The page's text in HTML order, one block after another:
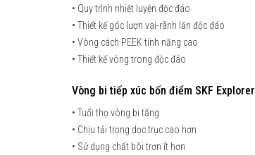
• Quy trình nhiệt luyện độc đáo
• Thiết kế góc lượn vai-rãnh lăn độc đáo
• Vòng cách PEEK tính năng cao
• Thiết kế vòng trong độc đáo
Vòng bi tiếp xúc bốn điểm SKF Explorer
• Tuổi thọ vòng bi tăng
• Chịu tải trọng dọc trục cao hơn
• Sử dụng chất bôi trơn ít hơn